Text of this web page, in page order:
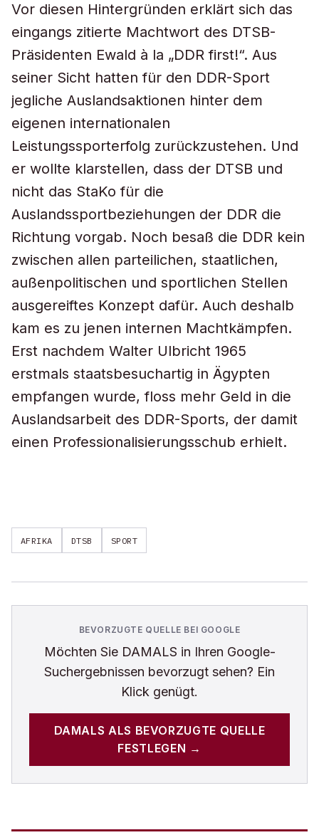
Vor diesen Hintergründen erklärt sich das
eingangs zitierte Machtwort des DTSB-
Präsidenten Ewald à la „DDR first!“. Aus
seiner Sicht hatten für den DDR-Sport
jegliche Auslandsaktionen hinter dem
eigenen internationalen
Leistungssporterfolg zurückzustehen. Und
er wollte klarstellen, dass der DTSB und
nicht das StaKo für die
Auslandssportbeziehungen der DDR die
Richtung vorgab. Noch besaß die DDR kein
zwischen allen parteilichen, staatlichen,
außenpolitischen und sportlichen Stellen
ausgereiftes Konzept dafür. Auch deshalb
kam es zu jenen internen Machtkämpfen.
Erst nachdem Walter Ulbricht 1965
erstmals staatsbesuchartig in Ägypten
empfangen wurde, floss mehr Geld in die
Auslandsarbeit des DDR-Sports, der damit
einen Professionalisierungsschub erhielt.
AFRIKA DTSB SPORT
BEVORZUGTE QUELLE BEI GOOGLE
Möchten Sie DAMALS in Ihren Google-
Suchergebnissen bevorzugt sehen? Ein
Klick genügt.
DAMALS ALS BEVORZUGTE QUELLE
FESTLEGEN →